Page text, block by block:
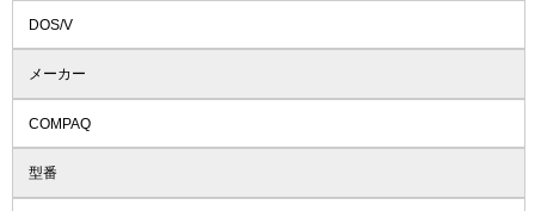
DOS/V
メーカー
COMPAQ
型番